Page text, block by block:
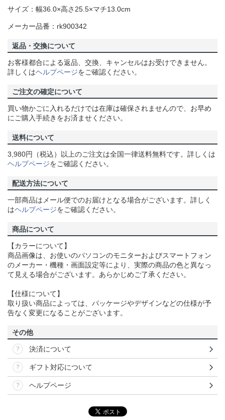
サイズ：幅36.0×高さ25.5×マチ13.0cm
メーカー品番：rk900342
返品・交換について
お客様都合による返品、交換、キャンセルはお受けできません。
詳しくはヘルプページをご確認ください。
ご注文の確定について
買い物かごに入れるだけでは在庫は確保されませんので、お早め
にご購入手続きをお済ませください。
送料について
3,980円（税込）以上のご注文は全国一律送料無料です。詳しくは
ヘルプページをご確認ください。
配送方法について
一部商品はメール便でのお届けとなる場合がございます。詳しく
はヘルプページをご確認ください。
商品について
【カラーについて】
商品画像は、お使いのパソコンのモニターおよびスマートフォン
のメーカー・機種・画面設定等により、実際の商品の色と異なっ
て見える場合がございます。あらかじめご了承ください。
【仕様について】
取り扱い商品によっては、パッケージやデザインなどの仕様が予
告なく変更になることがございます。
その他
決済について
ギフト対応について
ヘルプページ